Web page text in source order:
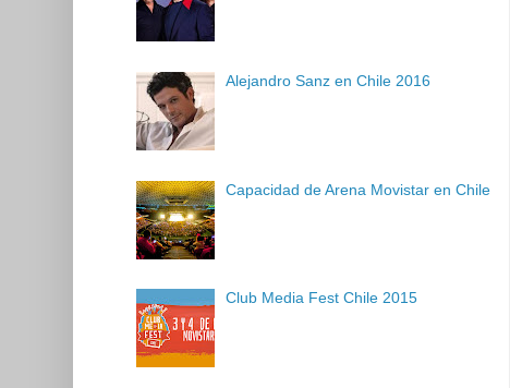
Alejandro Sanz en Chile 2016
Capacidad de Arena Movistar en Chile
Club Media Fest Chile 2015